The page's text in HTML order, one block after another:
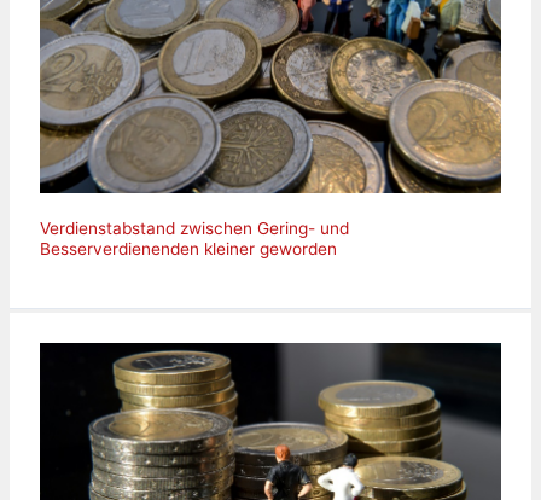
Verdienstabstand zwischen Gering- und
Besserverdienenden kleiner geworden